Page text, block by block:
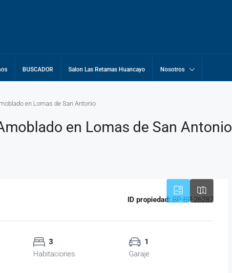
BUSCADOR Salon Las Retamas Huancayo Nosotros
en Lomas de San Antonio
en Lomas de San Antonio
ID propiedad: BP-BP-26287
3
Habitaciones
1
Garaje